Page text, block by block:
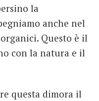
la
anche nel
Questo è il
con la natura e il
questa dimora il